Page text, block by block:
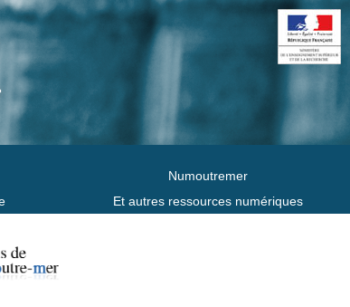
Numoutremer
Et autres ressources numériques